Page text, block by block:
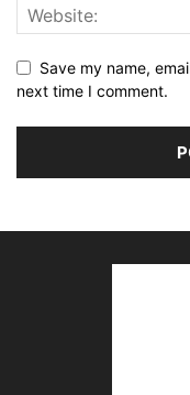
Save my name,
next time I comment.